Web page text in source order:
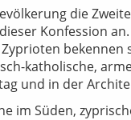
die
Konfession
katholische,
und in der
im Süden,